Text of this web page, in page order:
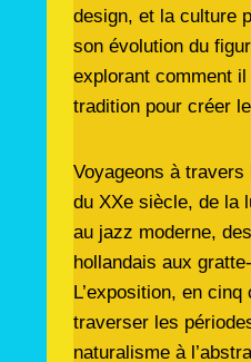
design, et la culture
son évolution du
explorant comment
tradition pour créer
Voyageons à
du XXe siècle, de la
au jazz moderne,
hollandais aux
L’exposition, en
traverser les
naturalisme à